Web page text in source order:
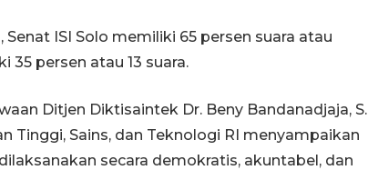
ISI Solo memiliki 65 persen suara atau
35 persen atau 13 suara.
Ditjen Diktisaintek Dr. Beny Bandanadjaja, S.
Tinggi, Sains, dan Teknologi RI menyampaikan
secara demokratis, akuntabel, dan